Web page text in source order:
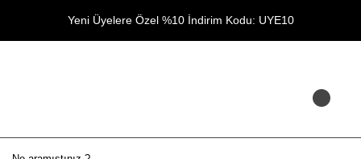
Yeni Üyelere Özel %10 İndirim Kodu: UYE10